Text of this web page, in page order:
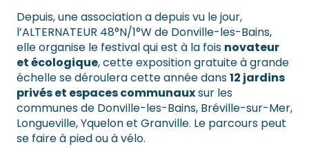
Depuis, une association a depuis vu le jour,
l’ALTERNATEUR 48°N/1°W de Donville-les-Bains,
elle organise le festival qui est à la fois novateur
et écologique, cette exposition gratuite à grande
échelle se déroulera cette année dans12 jardins
privés et espaces communauxsur les
communes de Donville-les-Bains, Bréville-sur-Mer,
Longueville, Yquelon et Granville. Le parcours peut
se faire à pied ou à vélo.